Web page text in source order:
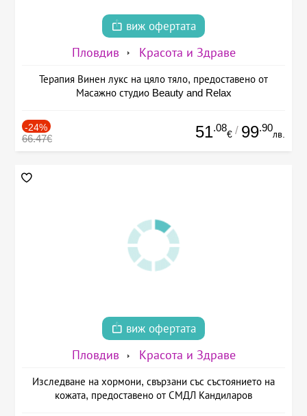
виж офертата
Пловдив Красота и Здраве
Терапия Винен лукс на цяло тяло, предоставено от
Масажно студио Beauty and Relax
-24%
66.47€ 51.08
€ / 99.90
лв.
виж офертата
Пловдив Красота и Здраве
Изследване на хормони, свързани със състоянието на
кожата, предоставено от СМДЛ Кандиларов